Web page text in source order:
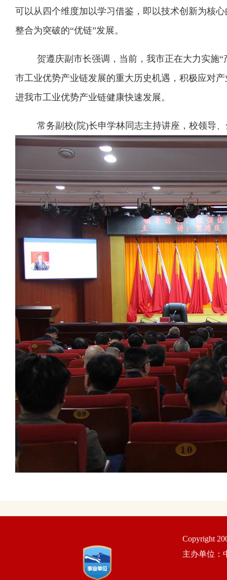
可以从四个维度加以学习借鉴，即以技术创新为核
整合为突破的“优链”发展。
贺遵庆副市长强调，当前，我市正在大力实施
市工业优势产业链发展的重大历史机遇，积极应对
进我市工业优势产业链健康快速发展。
常务副校(院)长申学林同志主持讲座， 校领导
Copyright
主办单位：